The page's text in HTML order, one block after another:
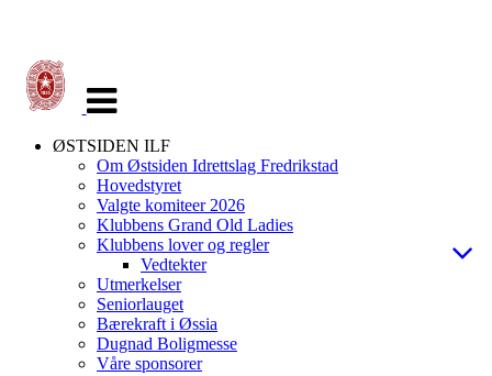
navigasjon
ØSTSIDEN ILF
Om Østsiden Idrettslag Fredrikstad
Hovedstyret
Valgte komiteer 2026
Klubbens Grand Old Ladies
Klubbens lover og regler
Vedtekter
Utmerkelser
Seniorlauget
Bærekraft i Øssia
Dugnad Boligmesse
Våre sponsorer